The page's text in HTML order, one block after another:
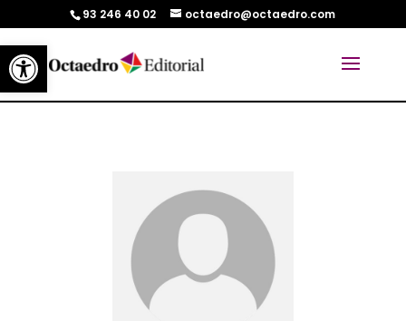
Abrir barra de herramientas
93 246 40 02 octaedro@octaedro.com